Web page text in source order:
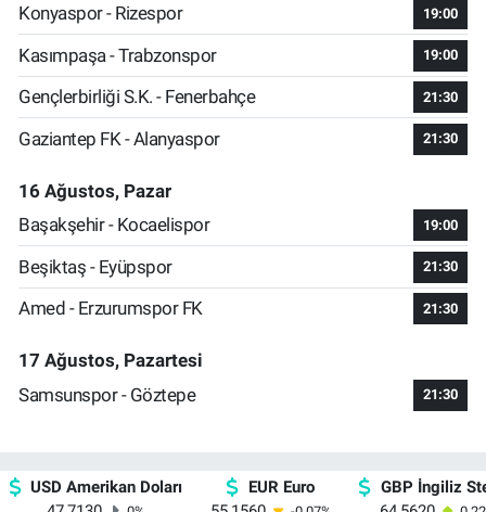
Konyaspor - Rizespor
19:00
Kasımpaşa - Trabzonspor 19:00
Gençlerbirliği S.K. - Fenerbahçe 21:30
Gaziantep FK - Alanyaspor 21:30
16 Ağustos, Pazar
Başakşehir - Kocaelispor
19:00
Beşiktaş - Eyüpspor 21:30
Amed - Erzurumspor FK 21:30
17 Ağustos, Pazartesi
Samsunspor - Göztepe
21:30
USD Amerikan Doları
EUR Euro
GBP İngiliz